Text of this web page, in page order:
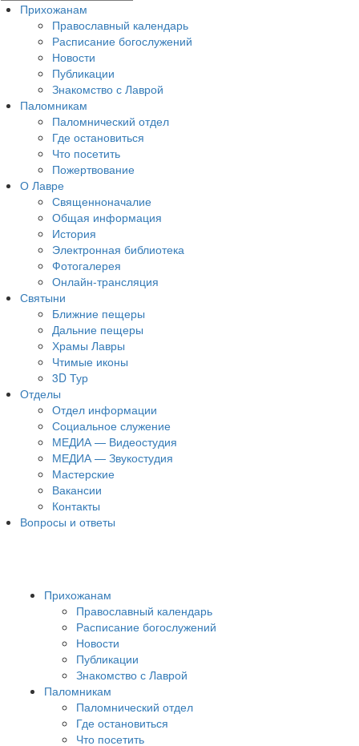
Прихожанам
Православный календарь
Расписание богослужений
Новости
Публикации
Знакомство с Лаврой
Паломникам
Паломнический отдел
Где остановиться
Что посетить
Пожертвование
О Лавре
Священноначалие
Общая информация
История
Электронная библиотека
Фотогалерея
Онлайн-трансляция
Святыни
Ближние пещеры
Дальние пещеры
Храмы Лавры
Чтимые иконы
3D Тур
Отделы
Отдел информации
Социальное служение
МЕДИА — Видеостудия
МЕДИА — Звукостудия
Мастерские
Вакансии
Контакты
Вопросы и ответы
Прихожанам
Православный календарь
Расписание богослужений
Новости
Публикации
Знакомство с Лаврой
Паломникам
Паломнический отдел
Где остановиться
Что посетить